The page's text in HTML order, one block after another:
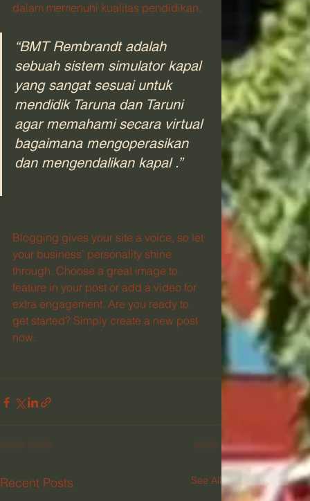
dalam memenuhi kualitas pendidikan.
“BMT Rembrandt adalah
sebuah sistem simulator kapal
yang sangat sesuai untuk
mendidik Taruna dan Taruni
agar memahami secara virtual
bagaimana mengoperasikan
dan mengendalikan kapal .”
Blogging gives your site a voice, so let
your business’ personality shine
through. Choose a great image to
feature in your post or add a video for
extra engagement. Are you ready to
get started? Simply create a new post
now.
Recent Posts See All